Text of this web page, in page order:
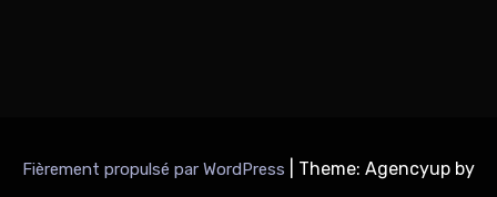
Fièrement propulsé par WordPress Theme: Agencyup by